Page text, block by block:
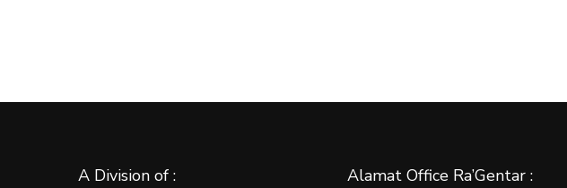
A Division of : Alamat Office Ra’Gentar :